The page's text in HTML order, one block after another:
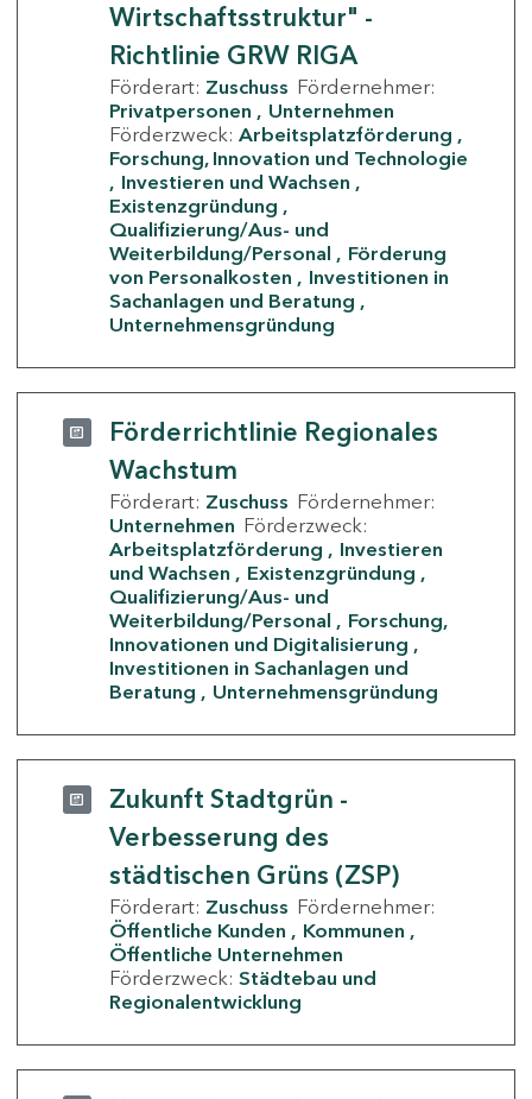
Wirtschaftsstruktur" -
Richtlinie GRW RIGA
Förderart: Zuschuss Fördernehmer:
Privatpersonen
Unternehmen
Förderzweck: Arbeitsplatzförderung
Forschung, Innovation und Technologie
Investieren und Wachsen
Existenzgründung
Qualifizierung/Aus- und
Weiterbildung/Personal
Förderung
von Personalkosten
Investitionen in
Sachanlagen und Beratung
Unternehmensgründung
Förderrichtlinie Regionales
Wachstum
Förderart: Zuschuss Fördernehmer:
Unternehmen Förderzweck:
Arbeitsplatzförderung
Investieren
und Wachsen
Existenzgründung
Qualifizierung/Aus- und
Weiterbildung/Personal
Forschung,
Innovationen und Digitalisierung
Investitionen in Sachanlagen und
Beratung
Unternehmensgründung
Zukunft Stadtgrün -
Verbesserung des
städtischen Grüns (ZSP)
Förderart: Zuschuss Fördernehmer:
Öffentliche Kunden
Kommunen
Öffentliche Unternehmen
Förderzweck: Städtebau und
Regionalentwicklung